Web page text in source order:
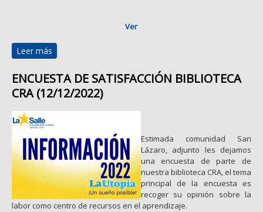
Ver
Leer más
(19/12/2022)
ENCUESTA DE SATISFACCIÓN BIBLIOTECA
CRA (12/12/2022)
Estimada comunidad San
Lázaro, adjunto les dejamos
una encuesta de parte de
nuestra biblioteca CRA, el tema
principal de la encuesta es
recoger su opinión sobre la
labor como centro de recursos en el aprendizaje.